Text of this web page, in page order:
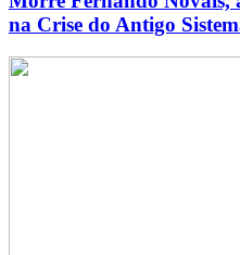
na Crise do Antigo